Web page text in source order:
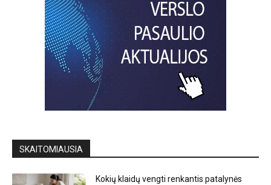
SKAITOMIAUSIA
Kokių klaidų vengti renkantis patalynės